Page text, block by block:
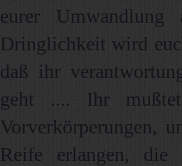
eurer
Dringlichkeit wird
daß ihr
geht .... Ihr
Vorverkörperungen,
Reife erlangen, die